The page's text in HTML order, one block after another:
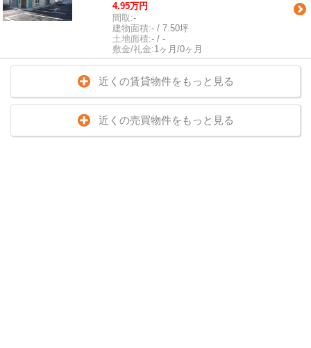
4.95万円
間取:-
建物面積:- / 7.50坪
土地面積:- / -
敷金/礼金:1ヶ月/0ヶ月
近くの賃貸物件をもっと見る
近くの売買物件をもっと見る